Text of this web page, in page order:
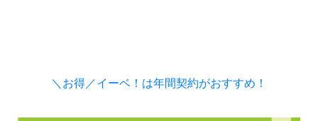
＼お得／イーベ！は年間契約がおすすめ！